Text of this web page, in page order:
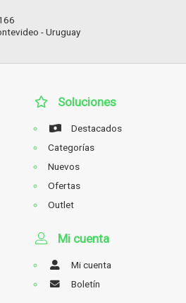
- Uruguay
Soluciones
Destacados
Categorías
Nuevos
Ofertas
Outlet
Mi cuenta
Mi cuenta
Boletín